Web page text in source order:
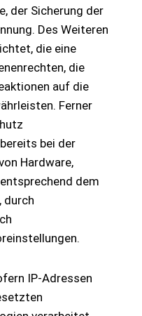
der Sicherung der
Des Weiteren
die eine
die
auf die
Ferner
bei der
Hardware,
dem
durch
IP-Adressen